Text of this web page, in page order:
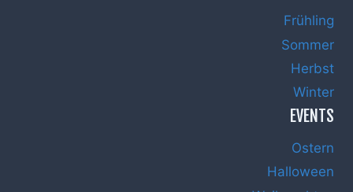
Frühling
Sommer
Herbst
Winter
EVENTS
Ostern
Halloween